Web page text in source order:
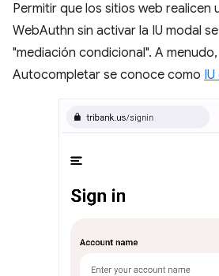
Permitir que los sitios web realicen
WebAuthn sin activar la IU modal
"mediación condicional". A
Autocompletar se conoce como